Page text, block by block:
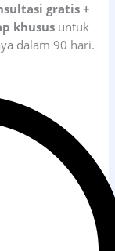
gratis +
khusus untuk
dalam 90 hari.